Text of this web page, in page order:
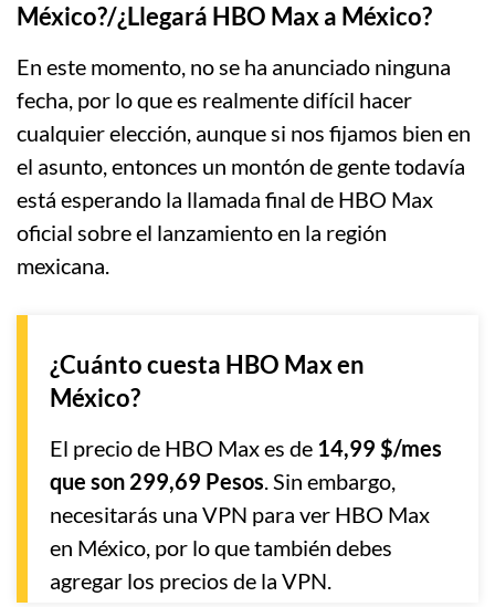
México?/¿Llegará HBO Max a México?
En este momento, no se ha anunciado ninguna
fecha, por lo que es realmente difícil hacer
cualquier elección, aunque si nos fijamos bien en
el asunto, entonces un montón de gente todavía
está esperando la llamada final de HBO Max
oficial sobre el lanzamiento en la región
mexicana.
¿Cuánto cuesta HBO Max en
México?
El precio de HBO Max es de 14,99 $/mes
que son 299,69 Pesos. Sin embargo,
necesitarás una VPN para ver HBO Max
en México, por lo que también debes
agregar los precios de la VPN.